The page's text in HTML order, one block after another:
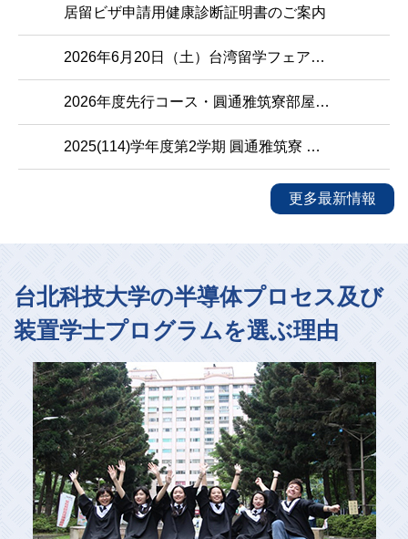
居留ビザ申請用健康診断証明書のご案内
2026年6月20日（土）台湾留学フェア参加のご案内
2026年度先行コース・圓通雅筑寮部屋割り
2025(114)学年度第2学期 圓通雅筑寮 宿泊料納付案内
更多最新情報
台北科技大学の半導体プロセス及び
装置学士プログラムを選ぶ理由